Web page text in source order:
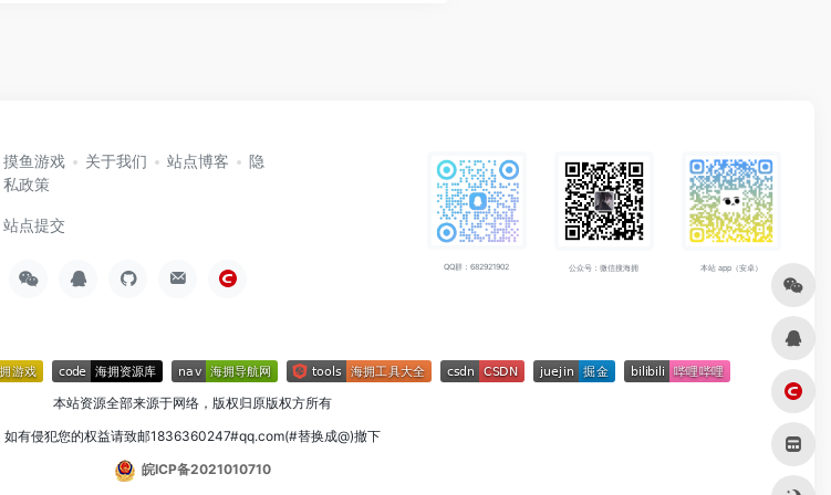
摸鱼游戏 关于我们 站点博客
隐
私政策
站点提交
QQ群：682921902 公众号：微信搜海拥 本站 app（安卓）
本站资源全部来源于网络，版权归原版权方所有
如有侵犯您的权益请致邮1836360247#qq.com(#替换成@)撤下
皖ICP备2021010710